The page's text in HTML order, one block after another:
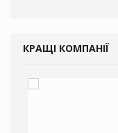
КРАЩІ КОМПАНІЇ